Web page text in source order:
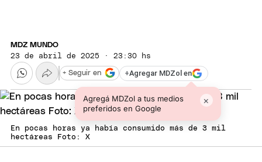
MDZ MUNDO
23 de abril de 2025 · 23:30 hs
+Agregar MDZol en
Agregá MDZol a tus medios
preferidos en Google
×
+ Seguir en
En pocas horas ya había consumido más de 3 mil
hectáreas Foto: X